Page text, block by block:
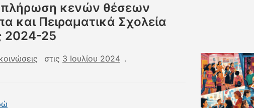
πλήρωση κενών θέσεων
και Πειραματικά Σχολεία
2024-25
στις 3 Ιουλίου 2024 .